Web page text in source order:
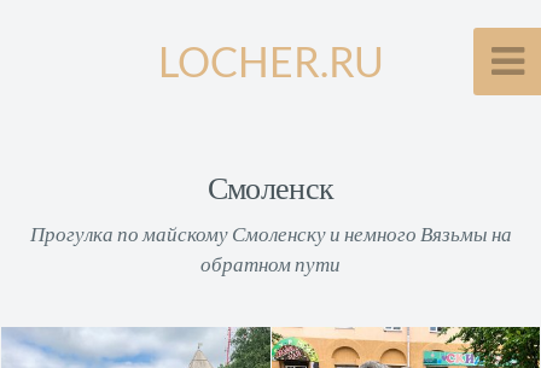
LOCHER.RU
Смоленск
Прогулка по майскому Смоленску и немного Вязьмы на
обратном пути